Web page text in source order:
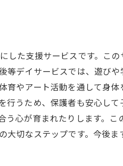
た支援サービスです。こ
デイサービスでは、遊び
やアート活動を通して身
うため、保護者も安心し
心が育まれたりします。
切なステップです。今後